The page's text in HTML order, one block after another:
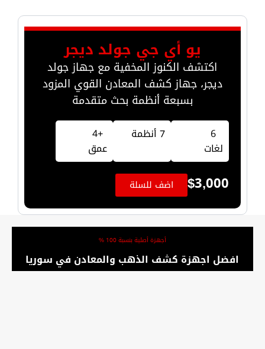
يو أي جي جولد ديجر
اكتشف الكنوز المخفية مع جهاز جولد
ديجر، جهاز كشف المعادن القوي المزود
بسبعة أنظمة بحث متقدمة
6
لغات
7 أنظمة
+4
عمق
$3,000 اضف للسلة
أجهزة أصلية بنسبة 100 %
افضل اجهزة كشف الذهب والمعادن في سوريا